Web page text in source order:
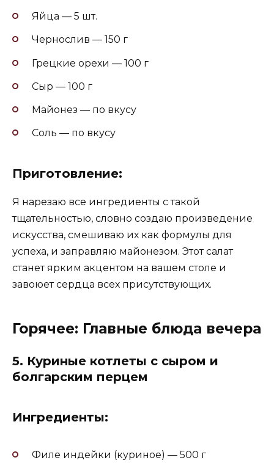
Яйца — 5 шт.
Чернослив — 150 г
Грецкие орехи — 100 г
Сыр — 100 г
Майонез — по вкусу
Соль — по вкусу
Приготовление:
Я нарезаю все ингредиенты с такой
тщательностью, словно создаю произведение
искусства, смешиваю их как формулы для
успеха, и заправляю майонезом. Этот салат
станет ярким акцентом на вашем столе и
завоюет сердца всех присутствующих.
Горячее: Главные блюда вечера
5. Куриные котлеты с сыром и
болгарским перцем
Ингредиенты:
Филе индейки (куриное) — 500 г